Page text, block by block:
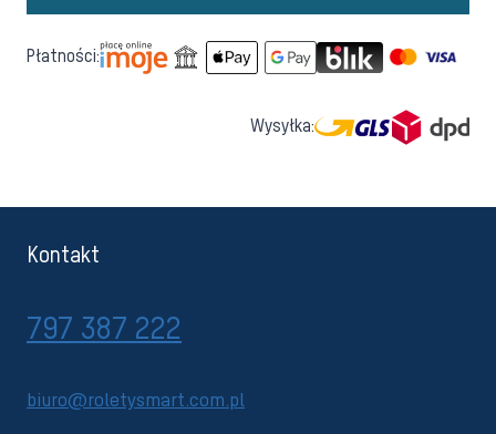
Płatności:
Wysyłka:
Kontakt
797 387 222
biuro@roletysmart.com.pl